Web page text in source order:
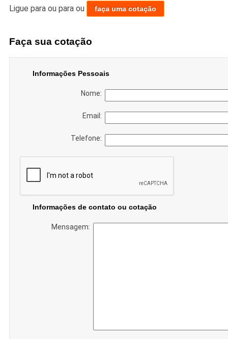
Ligue para ou para ou faça uma cotação
Faça sua cotação
Informações Pessoais
Nome:
Email:
Telefone:
Informações de contato ou cotação
Mensagem: